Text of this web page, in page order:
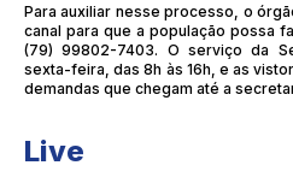
Para auxiliar nesse processo, o
canal para que a população possa
(79) 99802-7403. O serviço da
sexta-feira, das 8h às 16h, e as
demandas que chegam até a
Live